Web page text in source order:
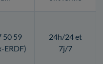
50 59
ERDF)
24h/24 et
7j/7